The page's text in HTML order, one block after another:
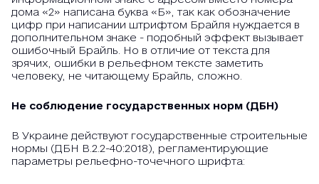
дома «2» написана буква «Б», так как обозначение
цифр при написании штрифтом Брайля нуждается в
дополнительном знаке - подобный эффект вызывает
ошибочный Брайль. Но в отличие от текста для
зрячих, ошибки в рельефном тексте заметить
человеку, не читающему Брайль, сложно.
Не соблюдение государственных норм (ДБН)
В Украине действуют государственные строительные
нормы (ДБН В.2.2-40:2018), регламентирующие
параметры рельефно-точечного шрифта: